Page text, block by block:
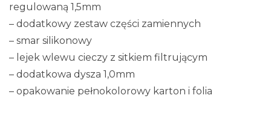
regulowaną 1,5mm
– dodatkowy zestaw części zamiennych
– smar silikonowy
– lejek wlewu cieczy z sitkiem filtrującym
– dodatkowa dysza 1,0mm
– opakowanie pełnokolorowy karton i folia